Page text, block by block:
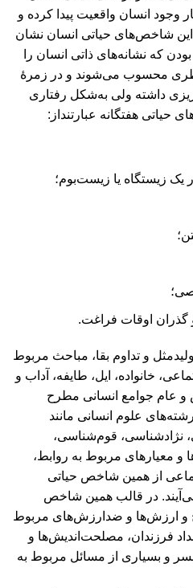
انسان واقعیت پیدا کرده و
این شاخص‌های حیاتی انسان نشان
که نشانه‌های ذاتی انسان را
فطری محسوب می‌شوند و در زمرۀ
داشته ولی به‌شکل رفتاری
هفتگانه عبارتنداز:
یک زیستگاه یا زیست‌بوم؛
گذران اوقات فراغت.
و تداوم بقا، مباحث مربوط
خانواده، ایل، طایفه، آداب و
عام جوامع انسانی مطرح
علوم انسانی مانند
قوم‌شناسی،
معیارهای مربوط به روابط،
از همین شاخص حیاتی
می‌آیند. در قالب همین شاخص
و ارزش‌ها و ضدارزش‌های مربوط
فرزندان، مصلحت‌اندیش‌ها و
و بسیاری از مسائل مربوط به